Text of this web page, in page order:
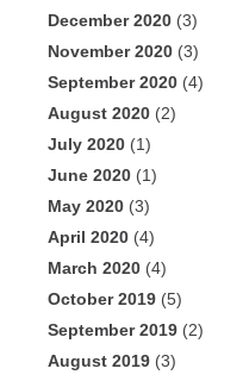
December 2020 (3)
November 2020 (3)
September 2020 (4)
August 2020 (2)
July 2020 (1)
June 2020 (1)
May 2020 (3)
April 2020 (4)
March 2020 (4)
October 2019 (5)
September 2019 (2)
August 2019 (3)